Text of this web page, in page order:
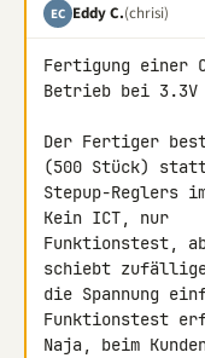
EC Eddy C.(chrisi)
Fertigung einer
Betrieb bei 3.3V
Der Fertiger
(500 Stück)
Stepup-Reglers
Kein ICT, nur
Funktionstest,
schiebt
die Spannung
Funktionstest
Naja, beim